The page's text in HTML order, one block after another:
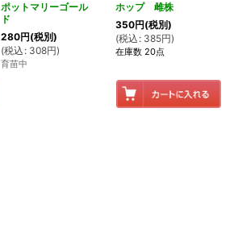
ポットマリーゴール
ド
280円(税別)
(税込 : 308円)
育苗中
ホップ 雌株
350円(税別)
(税込 : 385円)
在庫数 20点